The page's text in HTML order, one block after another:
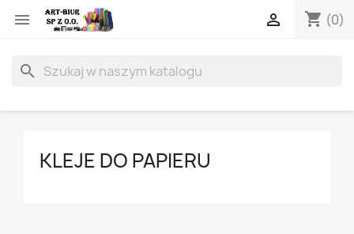
 shopping_cart (0)

search
KLEJE DO PAPIERU